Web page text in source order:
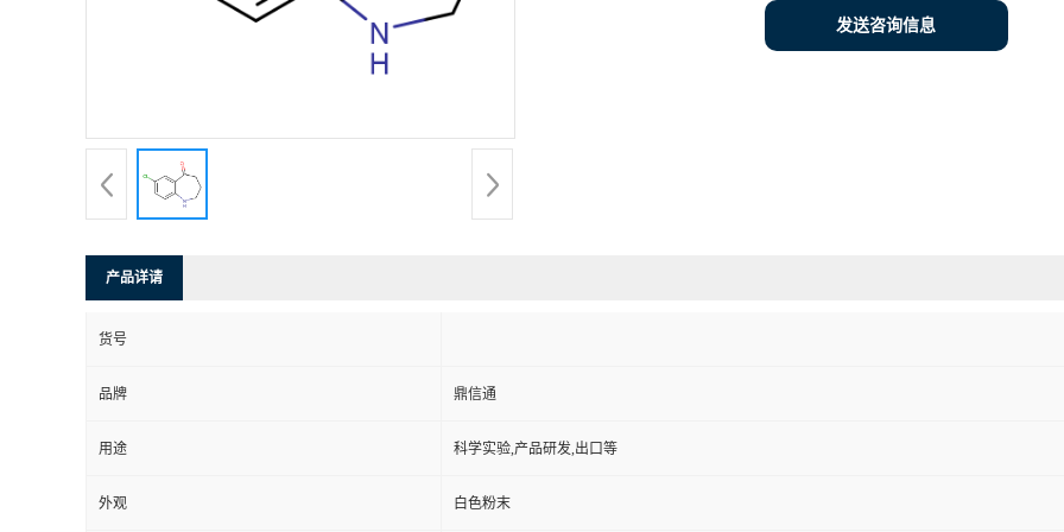
发送咨询信息
产品详请
货号
品牌 鼎信通
用途 科学实验,产品研发,出口等
外观 白色粉末